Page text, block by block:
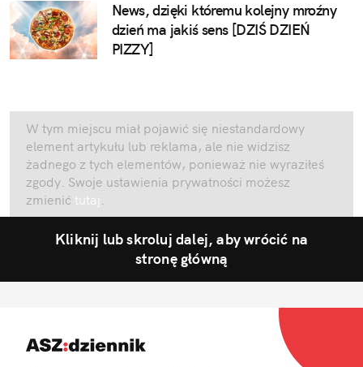
News, dzięki któremu kolejny mroźny
dzień ma jakiś sens [DZIŚ DZIEŃ
PIZZY]
W tym miejscu miał pojawić się niestandardowy
element artykułu lub reklama, ale nie widzisz
żadnego z tych elementów, ponieważ nie wyraziłeś
zgody. Swoje ustawienia prywatności możesz
zmienić tutaj .
Kliknij lub skroluj dalej, aby wrócić na
stronę główną